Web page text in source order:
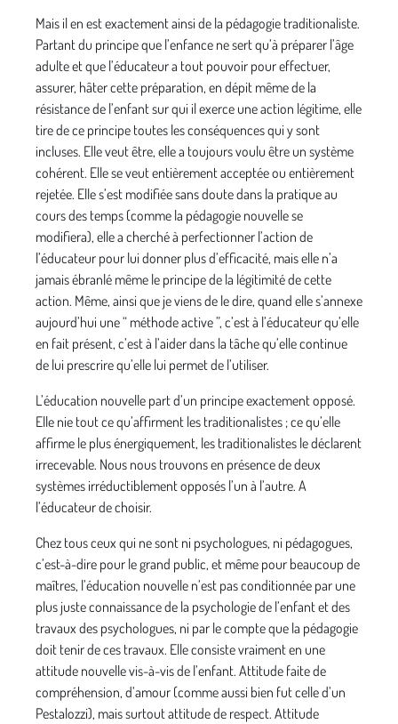
Mais il en est exactement ainsi de la pédagogie traditionaliste.
Partant du principe que l’enfance ne sert qu’à préparer l’âge
adulte et que l’éducateur a tout pouvoir pour effectuer,
assurer, hâter cette préparation, en dépit même de la
résistance de l’enfant sur qui il exerce une action légitime, elle
tire de ce principe toutes les conséquences qui y sont
incluses. Elle veut être, elle a toujours voulu être un système
cohérent. Elle se veut entièrement acceptée ou entièrement
rejetée. Elle s’est modifiée sans doute dans la pratique au
cours des temps (comme la pédagogie nouvelle se
modifiera), elle a cherché à perfectionner l’action de
l’éducateur pour lui donner plus d’efficacité, mais elle n’a
jamais ébranlé même le principe de la légitimité de cette
action. Même, ainsi que je viens de le dire, quand elle s’annexe
aujourd’hui une “ méthode active ”, c’est à l’éducateur qu’elle
en fait présent, c’est à l’aider dans la tâche qu’elle continue
de lui prescrire qu’elle lui permet de l’utiliser.
L’éducation nouvelle part d’un principe exactement opposé.
Elle nie tout ce qu’affirment les traditionalistes ; ce qu’elle
affirme le plus énergiquement, les traditionalistes le déclarent
irrecevable. Nous nous trouvons en présence de deux
systèmes irréductiblement opposés l’un à l’autre. A
l’éducateur de choisir.
Chez tous ceux qui ne sont ni psychologues, ni pédagogues,
c’est-à-dire pour le grand public, et même pour beaucoup de
maîtres, l’éducation nouvelle n’est pas conditionnée par une
plus juste connaissance de la psychologie de l’enfant et des
travaux des psychologues, ni par le compte que la pédagogie
doit tenir de ces travaux. Elle consiste vraiment en une
attitude nouvelle vis-à-vis de l’enfant. Attitude faite de
compréhension, d’amour (comme aussi bien fut celle d’un
Pestalozzi), mais surtout attitude de respect. Attitude